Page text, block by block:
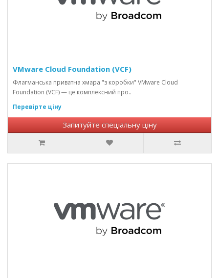
VMware Cloud Foundation (VCF)
Флагманська приватна хмара "з коробки" VMware Cloud
Foundation (VCF) — це комплексний про..
Перевірте ціну
Запитуйте спеціальну ціну